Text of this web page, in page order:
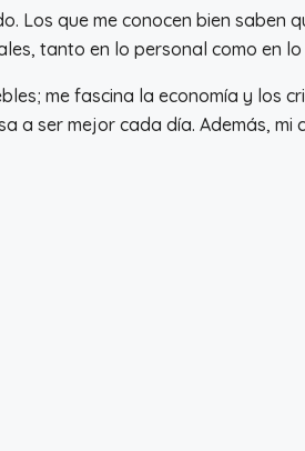
Los que me conocen bien saben
tanto en lo personal como en
me fascina la economía y los
a ser mejor cada día. Además,